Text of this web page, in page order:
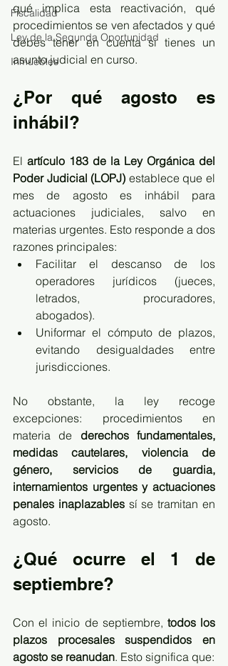
Fiscalidad
Ley de la Segunda Oportunidad
Inmuebles
qué implica esta reactivación, qué
procedimientos se ven afectados y qué
debes tener en cuenta si tienes un
asunto judicial en curso.
¿Por qué agosto es
inhábil?
El artículo 183 de la Ley Orgánica del
Poder Judicial (LOPJ) establece que el
mes de agosto es inhábil para
actuaciones judiciales, salvo en
materias urgentes. Esto responde a dos
razones principales:
Facilitar el descanso de los
operadores jurídicos (jueces,
letrados, procuradores,
abogados).
Uniformar el cómputo de plazos,
evitando desigualdades entre
jurisdicciones.
No obstante, la ley recoge
excepciones: procedimientos en
materia de derechos fundamentales,
medidas cautelares, violencia de
género, servicios de guardia,
internamientos urgentes y actuaciones
penales inaplazables sí se tramitan en
agosto.
¿Qué ocurre el 1 de
septiembre?
Con el inicio de septiembre, todos los
plazos procesales suspendidos en
agosto se reanudan. Esto significa que: